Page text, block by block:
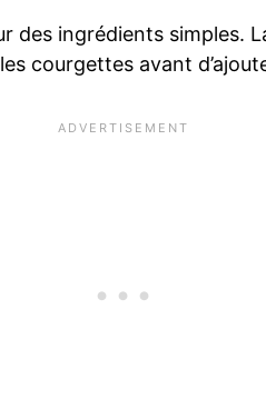
des ingrédients simples.
courgettes avant